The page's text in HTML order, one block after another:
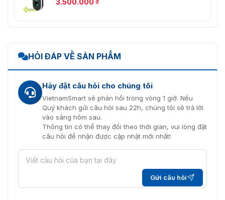
HỎI ĐÁP VỀ SẢN PHẨM
Hãy đặt câu hỏi cho chúng tôi
VietnamSmart sẽ phản hồi trong vòng 1 giờ. Nếu
Quý khách gửi câu hỏi sau 22h, chúng tôi sẽ trả lời
vào sáng hôm sau.
Thông tin có thể thay đổi theo thời gian, vui lòng đặt
câu hỏi để nhận được cập nhật mới nhất!
Gửi câu hỏi